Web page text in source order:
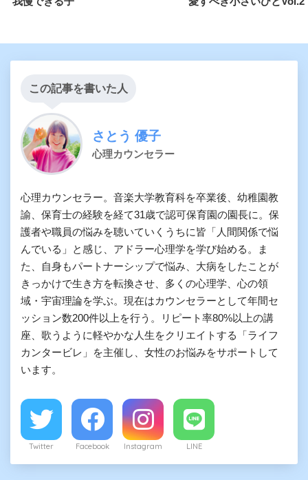
この記事を書いた人
さとう 優子
心理カウンセラー
心理カウンセラー。音楽大学教育科を卒業後、幼稚園教
諭、保育士の経験を経て31歳で認可保育園の園長に。保
護者や職員の悩みを聴いていくうちに皆「人間関係で悩
んでいる」と感じ、アドラー心理学を学び始める。ま
た、自身もパートナーシップで悩み、大病をしたことが
きっかけで生き方を転換させ、多くの心理学、心の領
域・宇宙理論を学ぶ。現在はカウンセラーとして年間セ
ッション数200件以上を行う。リピート率80%以上の講
座、歌うように軽やかな人生をクリエイトする「ライフ
カンタービレ」を主催し、女性のお悩みをサポートして
います。
Twitter Facebook Instagram LINE